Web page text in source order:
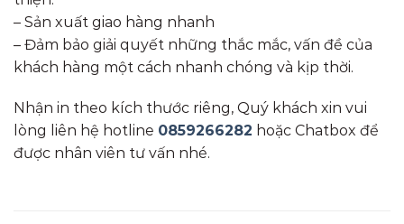
– Sản xuất giao hàng nhanh
– Đảm bảo giải quyết những thắc mắc, vấn đề của
khách hàng một cách nhanh chóng và kịp thời.
Nhận in theo kích thước riêng, Quý khách xin vui
lòng liên hệ hotline 0859266282 hoặc Chatbox để
được nhân viên tư vấn nhé.